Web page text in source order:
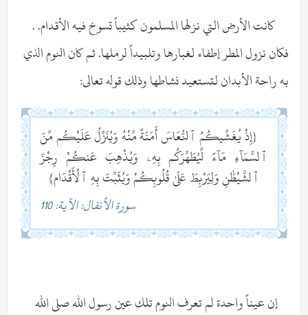
كانت الأرض التي نزلها المسلمون كثيباً تسوخ فيه الأقدام. .
فكان نزول المطر إطفاء لغبارها وتلبيداً لرملها. ثم كان النوم الذي
به راحة الأبدان لتستعيد نشاطها وذلك قوله تعالى:
{إِذْ يُغَشِّيكُمُ ٱلنُّعَاسَ أَمَنَةً مِّنْهُ وَيُنَزِّلُ عَلَيْكُم مِّنَ
ٱلسَّمَآءِ مَآءً لِّيُطَهِّرَكُم بِهِۦ وَيُذْهِبَ عَنكُمْ رِجْزَ
ٱلشَّيْطَٰنِ وَلِيَرْبِطَ عَلَىٰ قُلُوبِكُمْ وَيُثَبِّتَ بِهِ ٱلْأَقْدَام}
سورة الأنفال: الآية: 110
إن عيناً واحدة لم تعرف النوم تلك عين رسول الله صلى الله